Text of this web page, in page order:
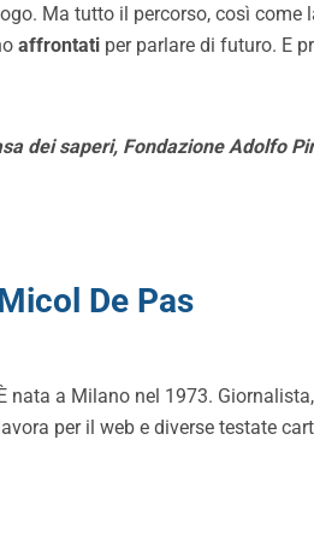
Ma tutto il percorso, così come
affrontati per parlare di futuro. E
dei saperi, Fondazione Adolfo
De Pas
nata a Milano nel 1973.
per il web e diverse testate